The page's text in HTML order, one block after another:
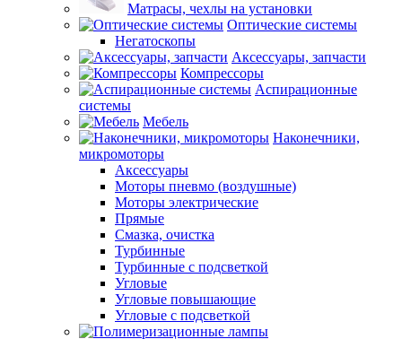
Матрасы, чехлы на установки
Оптические системы
Негатоскопы
Аксессуары, запчасти
Компрессоры
Аспирационные
системы
Мебель
Наконечники,
микромоторы
Аксессуары
Моторы пневмо (воздушные)
Моторы электрические
Прямые
Смазка, очистка
Турбинные
Турбинные с подсветкой
Угловые
Угловые повышающие
Угловые с подсветкой